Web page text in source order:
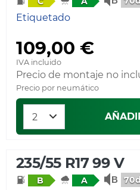
Etiquetado
109,00 €
IVA incluido
Precio de montaje no
Precio por neumático
235/55 R17 99 V
B A